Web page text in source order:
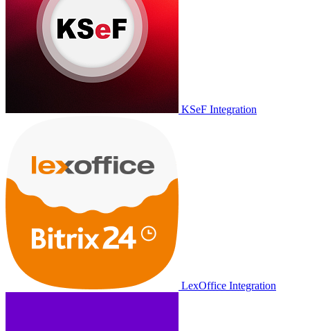
KSeF Integration
LexOffice Integration